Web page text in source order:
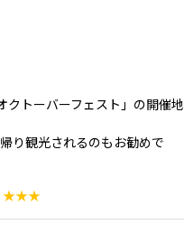
クトーバーフェスト」の開催地
り観光されるのもお勧めで
★★★